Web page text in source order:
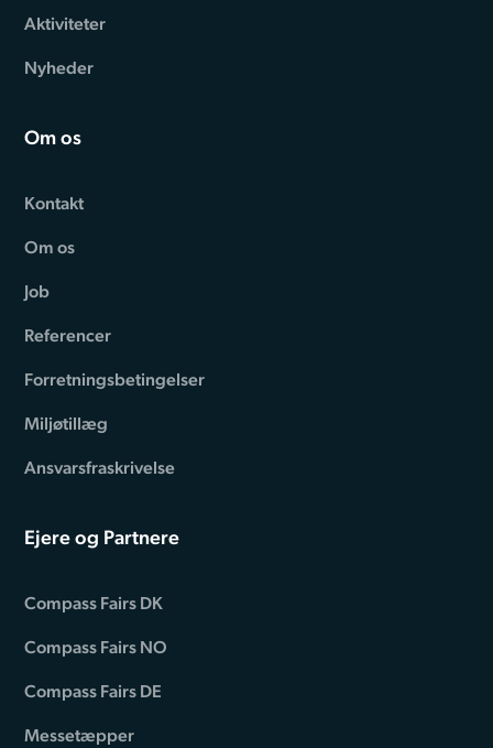
Aktiviteter
Nyheder
Om os
Kontakt
Om os
Job
Referencer
Forretningsbetingelser
Miljøtillæg
Ansvarsfraskrivelse
Ejere og Partnere
Compass Fairs DK
Compass Fairs NO
Compass Fairs DE
Messetæpper